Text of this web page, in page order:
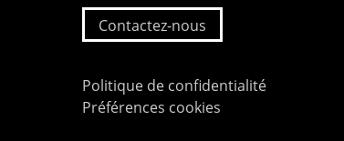
Contactez-nous
Politique de confidentialité
Préférences cookies